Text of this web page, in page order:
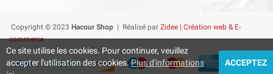
Copyright © 2023 Hacour Shop | Réalisé par Zidee | Création web & E-
commerce
Ce site utilise les cookies. Pour continuer, veuillez
accepter l'utilisation des cookies.Plus d'informations
ACCEPTEZ